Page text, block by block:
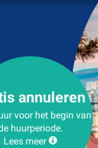
annuleren
voor het begin van
huurperiode.
Lees meer